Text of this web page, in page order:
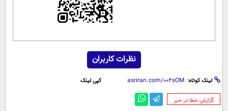
نظرات کاربران
لینک کوتاه: کپی لینک
‌گزارش خطا در خبر